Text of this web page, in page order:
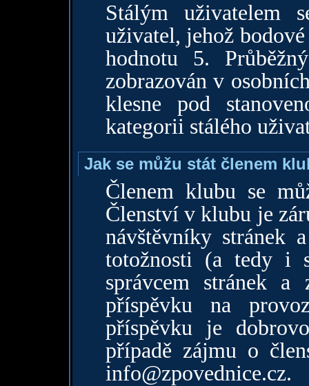
Stálým uživatelem
uživatel, jehož
hodnotu 5.
zobrazován v
klesne pod
kategorii stálého
Jak se můžu stát členem
Členem klubu se
Členství v klubu je
návštěvníky stránek
totožnosti (a tedy i
správcem stránek a
příspěvku na
příspěvku je
případě zájmu o
info@zpovednice.cz.